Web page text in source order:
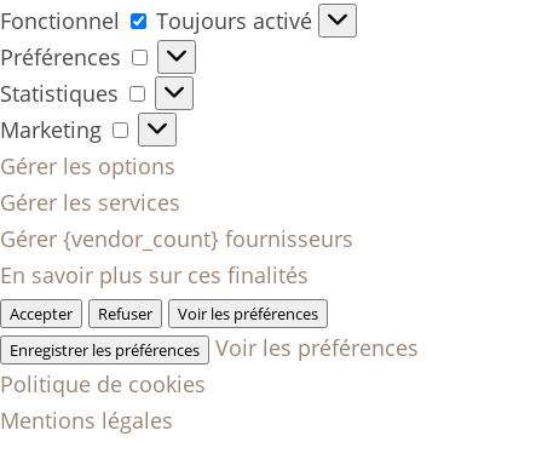
Fonctionnel
Fonctionnel
Toujours activé
Préférences
Préférences
Statistiques
Statistiques
Marketing
Marketing
Gérer les options
Gérer les services
Gérer {vendor_count} fournisseurs
En savoir plus sur ces finalités
Accepter Refuser
Voir les préférences
Enregistrer les préférences
Voir les préférences
Politique de cookies
Mentions légales